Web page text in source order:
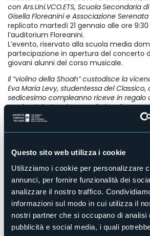
Questo sito web utilizza i cookie
Utilizziamo i cookie per personalizzare
annunci, per fornire funzionalità dei
analizzare il nostro traffico.
informazioni sul modo in cui utilizza il
nostri partner che si occupano di analisi
pubblicità e social media, i quali
con Ars.Uni.VCO.ETS, Scuola Secondaria
Gisella Floreanini e Associazione
replicato martedì 21 gennaio alle ore
l’auditorium Floreanini.
L’evento, riservato alla scuola media
partecipazione in apertura del concerto
giovani alunni del corso musicale.
Il “violino della Shoah” custodisce la
Eva Maria Levy, studentessa del Classico,
sedicesimo compleanno riceve in regalo
madre, Egle Segré, suona il pianoforte e
concerti con la figlia; ma il nazi-fascismo
sogno, mentre per la famiglia Segré e per
come loro ebrei avrà inizio un incubo dal
Il suo violino, però, un Collin-Mézin con
fratello di Eva, Enzo, sopravvissuto al
Sebbene danneggiato il violino verrà fatto
poi passare nelle mani di Carlo Alberto
collezionista di oggetti d’arte e
Carutti, per il tramite del fratello, a
e a far sì che le corde di quel violino
sublimassero con la bellezza delle note